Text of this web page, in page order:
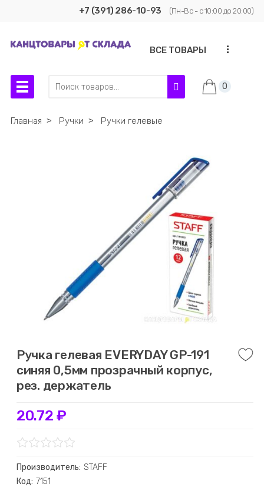
+7 (391) 286-10-93 (Пн-Вс - с 10:00 до 20:00)
ВСЕ ТОВАРЫ ...
0
Главная ˃ Ручки ˃ Ручки гелевые
Ручка гелевая EVERYDAY GP-191
синяя 0,5мм прозрачный корпус,
рез. держатель
20.72 ₽
Производитель: STAFF
Код: 7151